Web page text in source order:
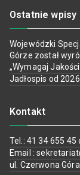
Ostatnie wpisy
Wojewódzki
Górze został
„Wymagaj
Jadłospis od
Kontakt
Tel.: 41 34 655 45
Email :
ul. Czerwona